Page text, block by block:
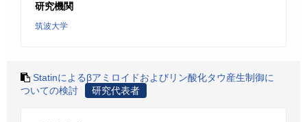
研究機関
筑波大学
Statinによるβアミロイドおよびリン酸化タウ産生制御に
ついての検討
研究代表者